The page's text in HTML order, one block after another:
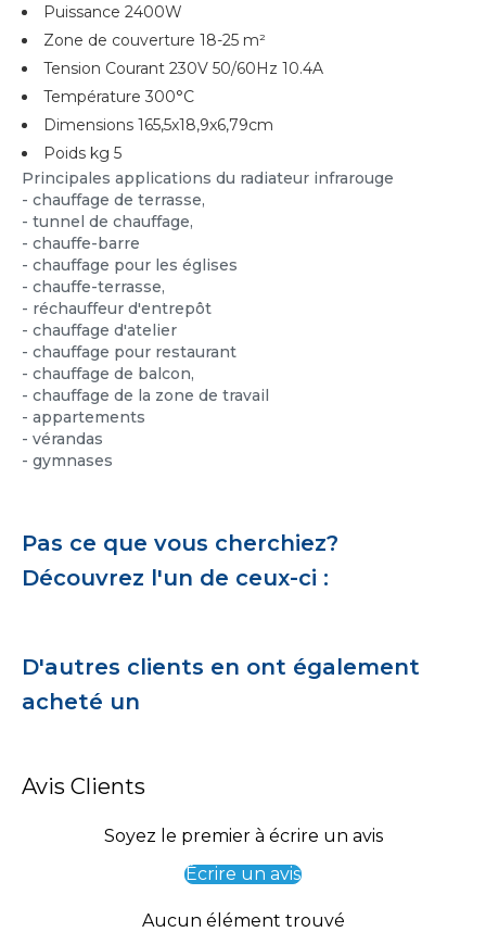
Puissance 2400W
Zone de couverture 18-25 m²
Tension Courant 230V 50/60Hz 10.4A
Température 300°C
Dimensions 165,5x18,9x6,79cm
Poids kg 5
Principales applications du radiateur infrarouge
- chauffage de terrasse,
- tunnel de chauffage,
- chauffe-barre
- chauffage pour les églises
- chauffe-terrasse,
- réchauffeur d'entrepôt
- chauffage d'atelier
- chauffage pour restaurant
- chauffage de balcon,
- chauffage de la zone de travail
- appartements
- vérandas
- gymnases
Pas ce que vous cherchiez?
Découvrez l'un de ceux-ci :
D'autres clients en ont également
acheté un
Avis Clients
Soyez le premier à écrire un avis
Écrire un avis
Aucun élément trouvé